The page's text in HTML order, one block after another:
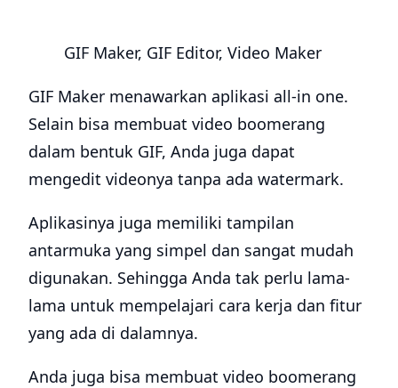
GIF Maker, GIF Editor, Video Maker
GIF Maker menawarkan aplikasi all-in one.
Selain bisa membuat video boomerang
dalam bentuk GIF, Anda juga dapat
mengedit videonya tanpa ada watermark.
Aplikasinya juga memiliki tampilan
antarmuka yang simpel dan sangat mudah
digunakan. Sehingga Anda tak perlu lama-
lama untuk mempelajari cara kerja dan fitur
yang ada di dalamnya.
Anda juga bisa membuat video boomerang